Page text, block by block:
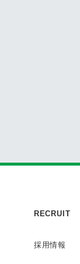
RECRUIT
採用情報